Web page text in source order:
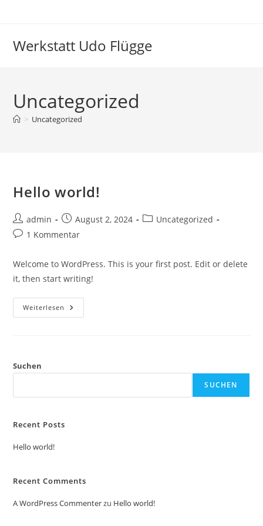
Werkstatt Udo Flügge
Uncategorized
> Uncategorized
Hello world!
Beitrags-
Autor:
admin
Beitrag
veröffentlicht:
August 2, 2024
Beitrags-
Uncategorized
Beitrags-
1 Kommentar
Welcome to WordPress. This is your first post. Edit or delete
it, then start writing!
Weiterlesen Hello
World!
Suchen
SUCHEN
Recent Posts
Hello world!
Recent Comments
A WordPress Commenterzu Hello world!